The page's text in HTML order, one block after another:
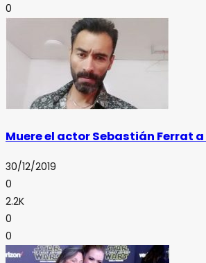
0
Muere el actor Sebastián Ferrat a
30/12/2019
0
2.2K
0
0